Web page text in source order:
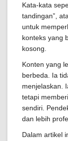
Kata-kata
tandingan”,
untuk
konteks yang
kosong.
Konten yang
berbeda. Ia
menjelaskan.
tetapi
sendiri.
dan lebih
Dalam artikel